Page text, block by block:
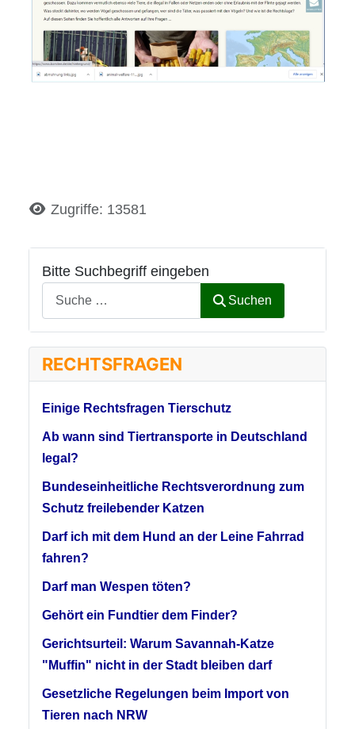
Bitte Suchbegriff eingeben
Suchen
RECHTSFRAGEN
Einige Rechtsfragen Tierschutz
Ab wann sind Tiertransporte in Deutschland
legal?
Bundeseinheitliche Rechtsverordnung zum
Schutz freilebender Katzen
Darf ich mit dem Hund an der Leine Fahrrad
fahren?
Darf man Wespen töten?
Gehört ein Fundtier dem Finder?
Gerichtsurteil: Warum Savannah-Katze
"Muffin" nicht in der Stadt bleiben darf
Gesetzliche Regelungen beim Import von
Tieren nach NRW
DetailsZugriffe: 13581